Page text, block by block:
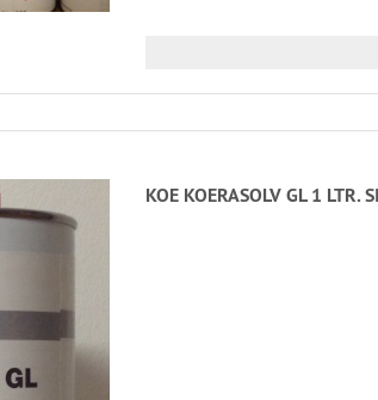
KOE KOERASOLV GL 1 LTR.